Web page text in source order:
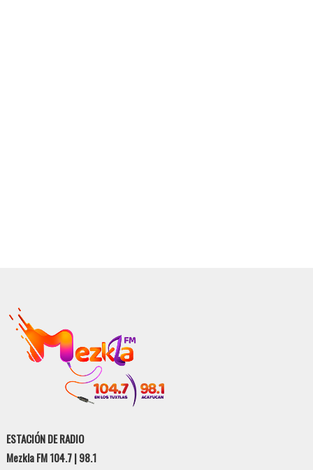
ESTACIÓN DE RADIO
Mezkla FM 104.7 | 98.1